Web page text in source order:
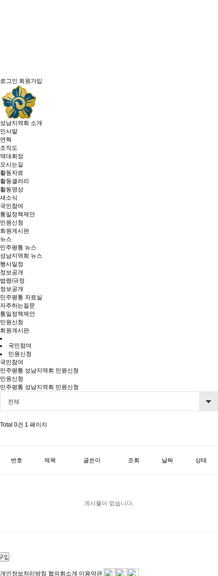
로그인 회원가입
성남지역회 소개
인사말
연혁
조직도
역대회장
오시는길
활동자료
활동갤러리
활동영상
새소식
국민참여
통일정책제안
민원신청
회원게시판
뉴스
민주평통 뉴스
성남지역회 뉴스
행사일정
정보공개
법령/규정
정보공개
민주평통 자료실
자주하는질문
통일정책제안
민원신청
회원게시판
국민참여
민원신청
국민참여
민주평통 성남지역회 민원신청
민원신청
민주평통 성남지역회 민원신청
전체
Total 0건 1 페이지
번호 제목 글쓴이 조회 날짜 상태
게시물이 없습니다.
개인정보처리방침 협의회소개 이용약관